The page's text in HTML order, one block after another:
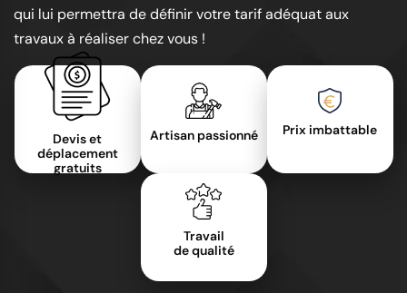
qui lui permettra de définir votre tarif adéquat aux
travaux à réaliser chez vous !
Devis et
déplacement
gratuits
Artisan passionné Prix imbattable
Travail
de qualité